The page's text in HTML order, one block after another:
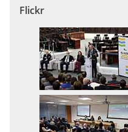
Flickr